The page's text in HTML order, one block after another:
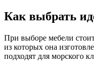
Как выбрать
При выборе мебели
из которых она
подходят для морского